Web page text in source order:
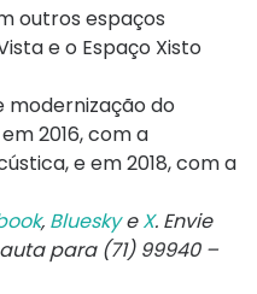
outros espaços
e o Espaço Xisto
modernização do
2016, com a
e em 2018, com a
, BlueskyeX. Envie
para (71) 99940 –